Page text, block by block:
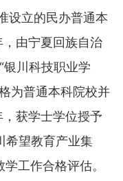
设立的民办普通本
由宁夏回族自治
银川科技职业学
为普通本科院校并
获学士学位授予
希望教育产业集
工作合格评估。